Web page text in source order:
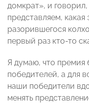
домкрат», и
представляем,
разорившегося
первый раз кто-то
Я думаю, что премия
победителей, а для
наши победители
менять